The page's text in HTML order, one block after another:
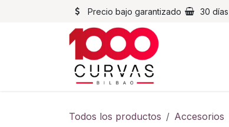
Precio bajo garantizado 30
Todos los productos Accesorios